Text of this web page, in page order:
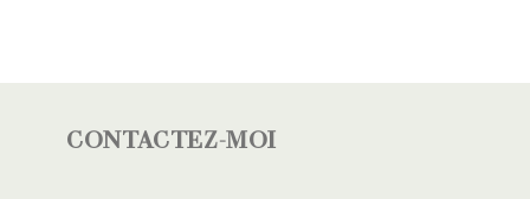
CONTACTEZ-MOI